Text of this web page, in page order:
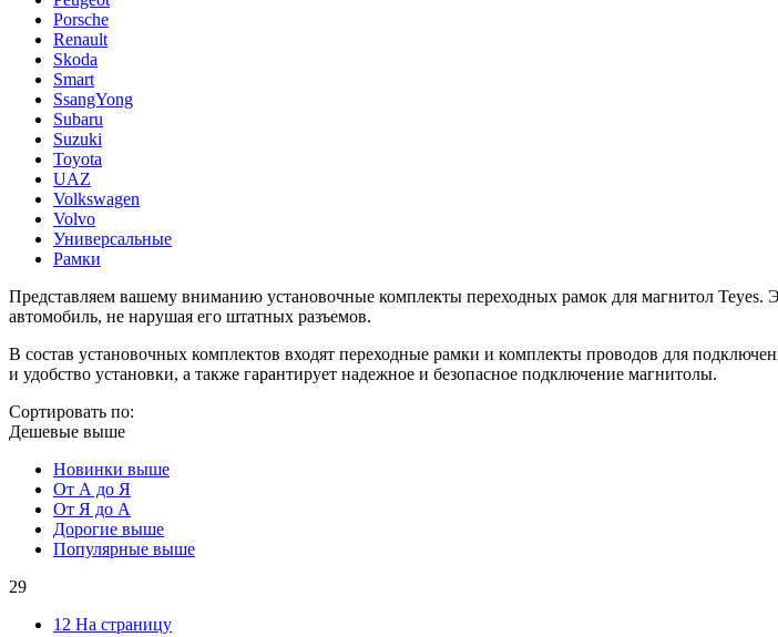
Porsche
Renault
Skoda
Smart
SsangYong
Subaru
Suzuki
Toyota
UAZ
Volkswagen
Volvo
Универсальные
Рамки
Представляем вашему вниманию установочные комплекты переходных рамок для магнитол Teyes.
автомобиль, не нарушая его штатных разъемов.
В состав установочных комплектов входят переходные рамки и комплекты проводов для
и удобство установки, а также гарантирует надежное и безопасное подключение магнитолы.
Сортировать по:
Дешевые выше
Новинки выше
От А до Я
От Я до А
Дорогие выше
Популярные выше
29
12 На страницу